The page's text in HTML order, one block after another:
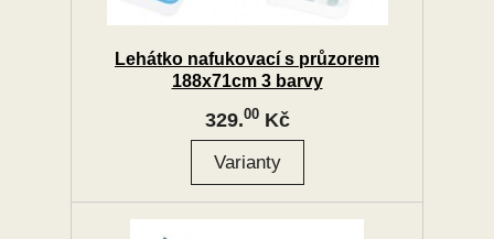
Lehátko nafukovací s průzorem
188x71cm 3 barvy
329.00Kč